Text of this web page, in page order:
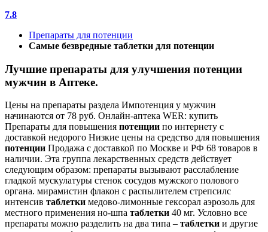
7.8
Препараты для потенции
Самые безвредные таблетки для потенции
Лучшие препараты для улучшения потенции
мужчин в Аптеке.
Цены на препараты раздела Импотенция у мужчин
начинаются от 78 руб. Онлайн-аптека WER: купить
Препараты для повышения потенции по интернету с
доставкой недорого Низкие цены на средство для повышения
потенции Продажа с доставкой по Москве и РФ 68 товаров в
наличии. Эта группа лекарственных средств действует
следующим образом: препараты вызывают расслабление
гладкой мускулатуры стенок сосудов мужского полового
органа. мирамистин флакон с распылителем стрепсилс
интенсив таблетки медово-лимонные гексорал аэрозоль для
местного применения но-шпа таблетки 40 мг. Условно все
препараты можно разделить на два типа – таблетки и другие